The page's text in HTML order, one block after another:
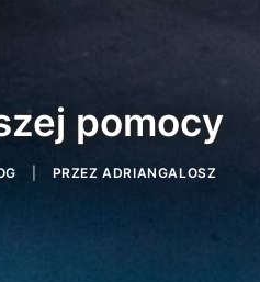
pomocy
PRZEZADRIANGALOSZ